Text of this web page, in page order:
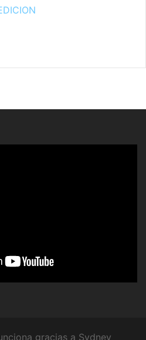
gracias a Sydney